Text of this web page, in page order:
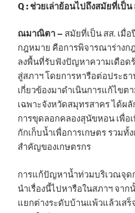
Q : ช่วยเล่าย้อนไปถึงสมัยที่เป็
ณมาณิตา – สมัยที่เป็น สส. เมื่
กฎหมาย คือการพิจารณาร่างก
ลงพื้นที่รับฟังปัญหาความเดือด
สู่สภาฯ โดยการหารือต่อประธ
เกี่ยวข้องมาดำเนินการแก้ไขต
เฉพาะจังหวัดสมุทรสาคร ได้ผ
การขุดลอกคลองสุนัขหอน เพื่อ
กักเก็บน้ำเพื่อการเกษตร รวม
สำคัญของเกษตรกร
การแก้ปัญหาน้ำท่วมบริเวณจุด
นำเรื่องนี้ไปหารือในสภาฯ จาก
แยกต่างระดับบ้านแพ้วแล้วเส